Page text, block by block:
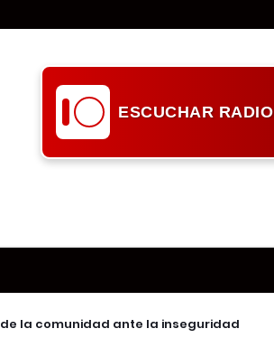
ESCUCHAR RADIO
la comunidad ante la inseguridad